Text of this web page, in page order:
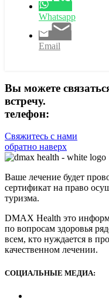
Whatsapp
Email
Вы можете
встречу.
телефон:
Свяжитесь с нами
обратно наверх
Ваше лечение будет
сертификат на право
туризма.
DMAX Health это
по вопросам здоровья
всем, кто нуждается в
качественном лечении.
СОЦИАЛЬНЫЕ МЕДИА: